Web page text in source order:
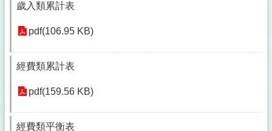
歲入類累計表
pdf(106.95 KB)
經費類累計表
pdf(159.56 KB)
經費類平衡表